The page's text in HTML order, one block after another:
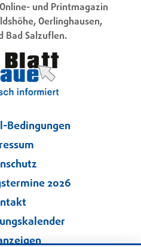
und Printmagazin
Oerlinghausen,
Bad Salzuflen.
Bedingungen
2026